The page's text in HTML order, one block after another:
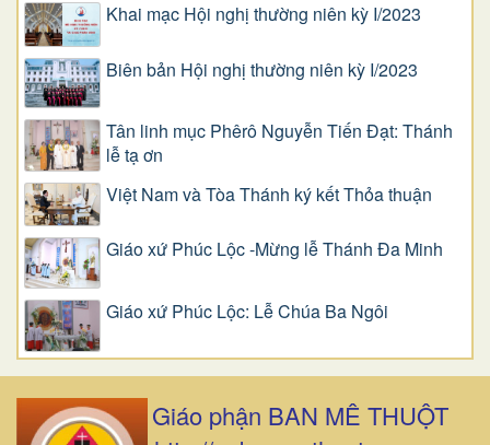
Khai mạc Hội nghị thường niên kỳ I/2023
Biên bản Hội nghị thường niên kỳ I/2023
Tân linh mục Phêrô Nguyễn Tiến Đạt: Thánh
lễ tạ ơn
Việt Nam và Tòa Thánh ký kết Thỏa thuận
Giáo xứ Phúc Lộc -Mừng lễ Thánh Đa Minh
Giáo xứ Phúc Lộc: Lễ Chúa Ba Ngôi
Giáo phận BAN MÊ THUỘT